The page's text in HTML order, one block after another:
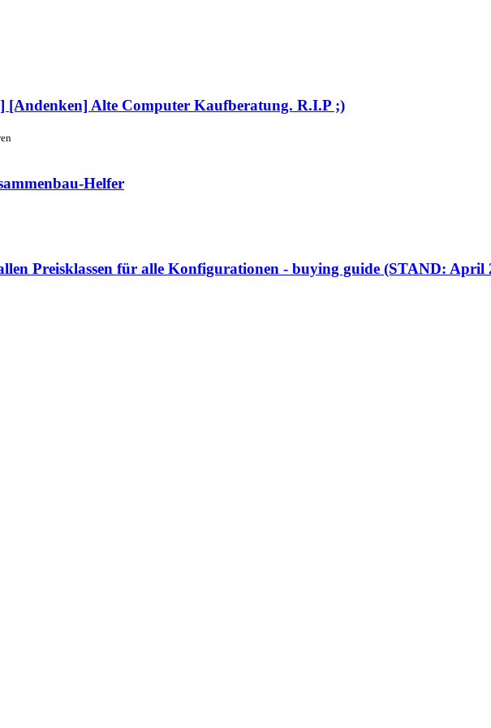
[Andenken] Alte Computer Kaufberatung. R.I.P ;)
Helfer
Preisklassen für alle Konfigurationen - buying guide (STAND: April